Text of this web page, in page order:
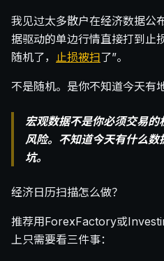
我见过太多散户在经济数据公
据驱动的单边行情直接打到止
随机了， 止损被扫了”。
不是随机。是你不知道今天有
宏观数据不是你必须交易
风险。不知道今天有什么
坑。
经济日历扫描怎么做？
推荐用ForexFactory或
上只需要看三件事：